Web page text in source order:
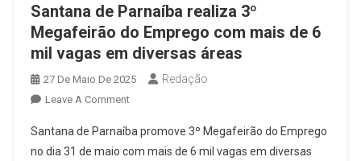
Santana de Parnaíba realiza 3º
Megafeirão do Emprego com mais de 6
mil vagas em diversas áreas
27 De Maio De 2025 Redação
Leave A CommentOn
De
Parnaíba
Santana de Parnaíba promove 3º Megafeirão do Emprego
no dia 31 de maio com mais de 6 mil vagas em diversas